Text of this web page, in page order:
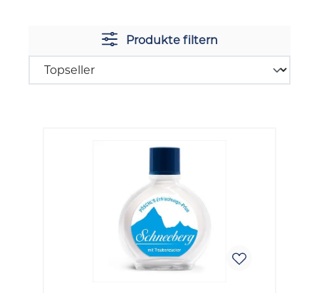
Produkte filtern